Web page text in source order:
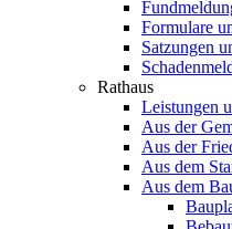
Formulare
Satzungen
Rathaus
Leistungen
Aus der
Aus der
Aus dem
Aus dem